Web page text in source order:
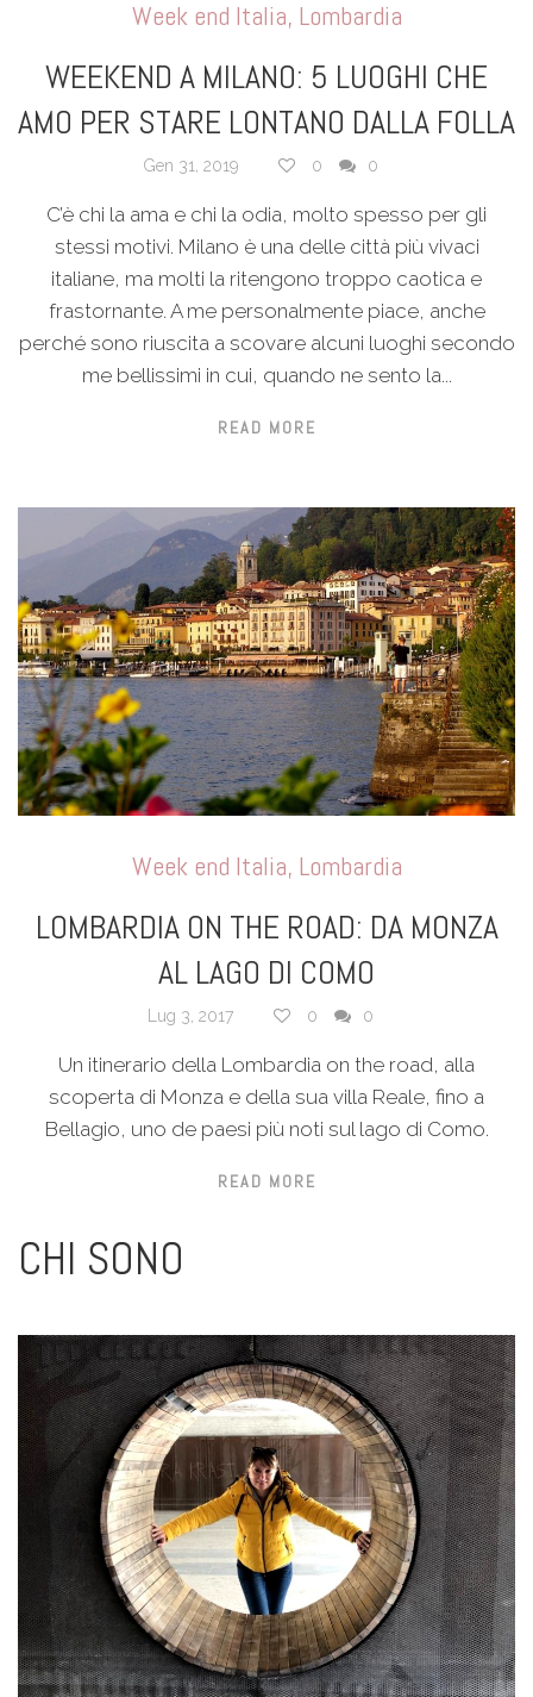
Week end Italia, Lombardia
WEEKEND A MILANO: 5 LUOGHI CHE
AMO PER STARE LONTANO DALLA FOLLA
Gen 31, 2019 0 0
C’è chi la ama e chi la odia, molto spesso per gli
stessi motivi. Milano è una delle città più vivaci
italiane, ma molti la ritengono troppo caotica e
frastornante. A me personalmente piace, anche
perché sono riuscita a scovare alcuni luoghi secondo
me bellissimi in cui, quando ne sento la...
READ MORE
Week end Italia, Lombardia
LOMBARDIA ON THE ROAD: DA MONZA
AL LAGO DI COMO
Lug 3, 2017 0 0
Un itinerario della Lombardia on the road, alla
scoperta di Monza e della sua villa Reale, fino a
Bellagio, uno de paesi più noti sul lago di Como.
READ MORE
CHI SONO